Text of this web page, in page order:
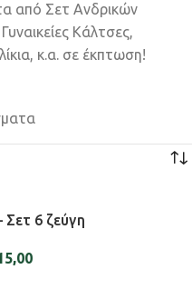
από Σετ Ανδρικών
Κάλτσες,
κ.α. σε έκπτωση!
6 ζεύγη